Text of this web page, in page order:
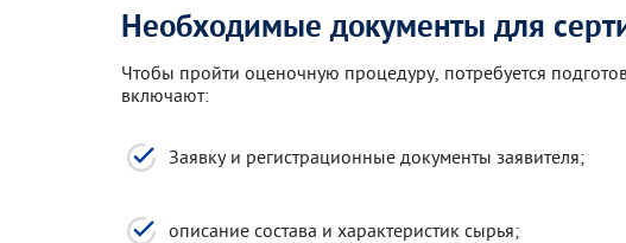
Необходимые документы для
Чтобы пройти оценочную процедуру, потребуется
включают:
Заявку и регистрационные документы заявителя;
описание состава и характеристик сырья;